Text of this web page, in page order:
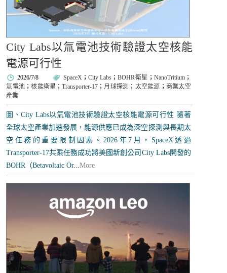
City Labs以氚電池技術驗證太空核能
電源可行性
2026/7/8 SpaceX； City Labs ；BOHR衛星 ； NanoTritium；
氚電池 ；核能衛星 ；Transporter-17 ； 月球探測 ； 太空能源 ； 商業太空
產業
圖、City Labs以氚電池技術驗證太空核能電源可行性 隨著
全球太空產業加速發展，能源供應已成為深空探測與長期太
空任務的重要限制因素。2026年7月，SpaceX透過
Transporter-17共乘任務成功將美國新創公司City Labs開發的
BOHR（Betavoltaic Or...More